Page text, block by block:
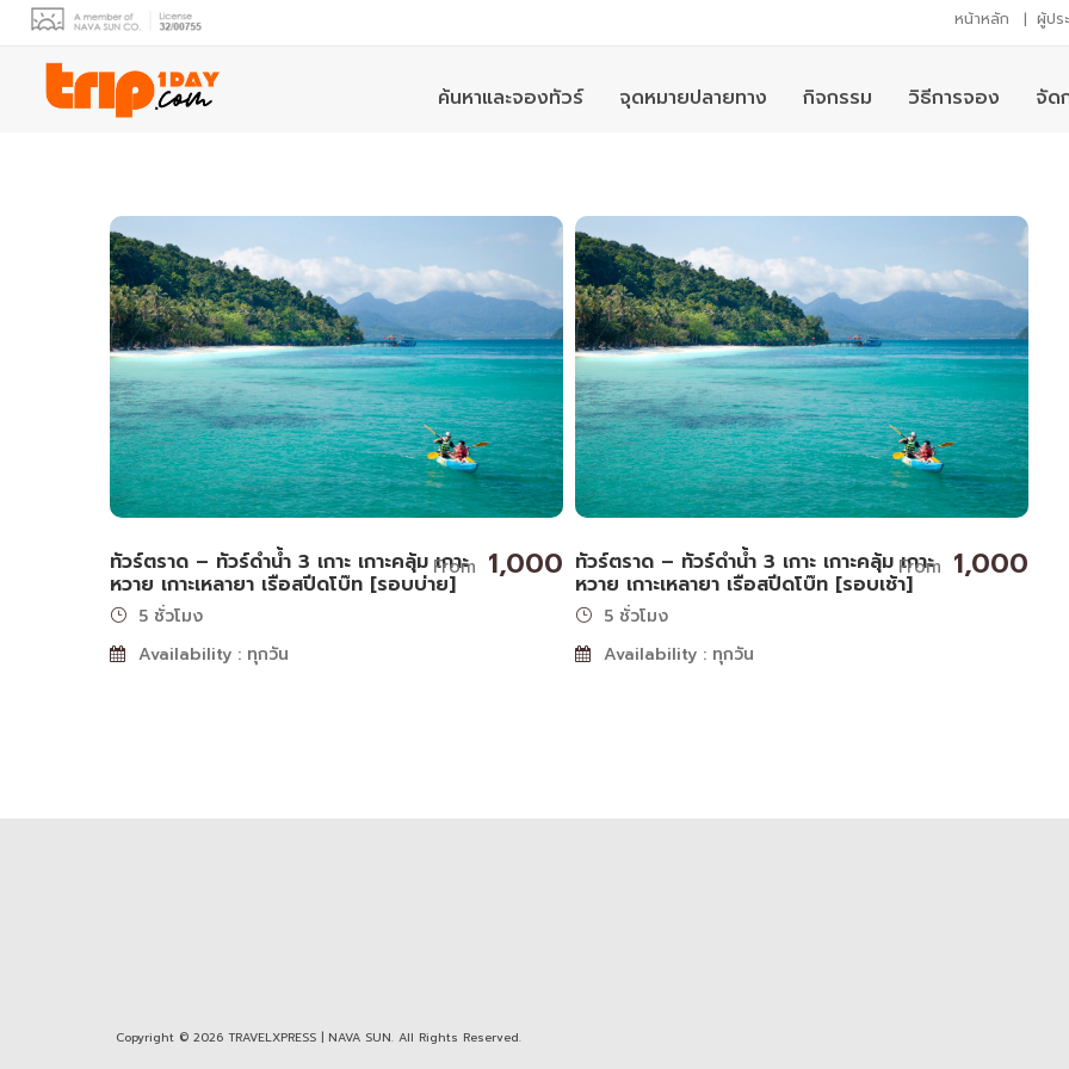
หน้าหลัก | ผู้ปร
ค้นหาและจองทัวร์ จุดหมายปลายทาง กิจกรรม วิธีการจอง จัด
ทัวร์ตราด – ทัวร์ดำน้ำ 3 เกาะ เกาะคลุ้ม เกาะ
หวาย เกาะเหลายา เรือสปีดโบ๊ท [รอบบ่าย]
From 1,000
5 ชั่วโมง
Availability : ทุกวัน
ทัวร์ตราด – ทัวร์ดำน้ำ 3 เกาะ เกาะคลุ้ม เกาะ
หวาย เกาะเหลายา เรือสปีดโบ๊ท [รอบเช้า]
From 1,000
5 ชั่วโมง
Availability : ทุกวัน
Copyright © 2026 TRAVELXPRESS | NAVA SUN. All Rights Reserved.